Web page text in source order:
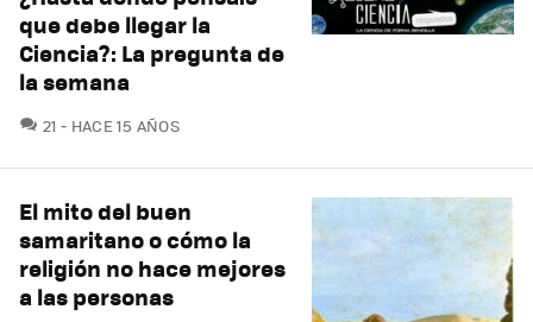
que debe llegar la
Ciencia?: La pregunta de
la semana
21 COMENTARIOS
HACE 15 AÑOS
El mito del buen
samaritano o cómo la
religión no hace mejores
a las personas